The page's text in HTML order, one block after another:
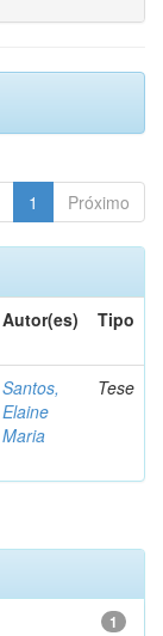
1 Próximo
Autor(es) Tipo
Santos,
Elaine
Maria
Tese
1